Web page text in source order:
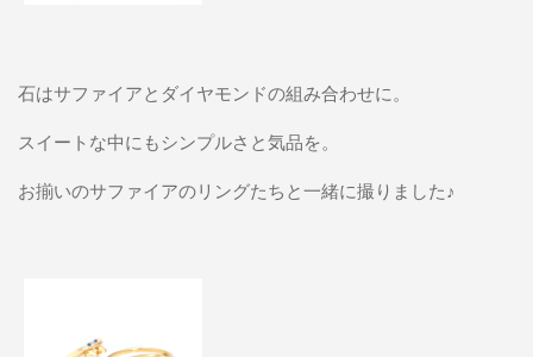
石はサファイアとダイヤモンドの組み合わせに。
スイートな中にもシンプルさと気品を。
お揃いのサファイアのリングたちと一緒に撮りました♪